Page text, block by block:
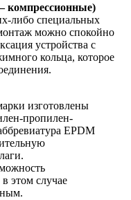
компрессионные)
либо специальных
можно спокойно
устройства с
кольца, которое
изготовлены
пропилен-
EPDM
этом случае